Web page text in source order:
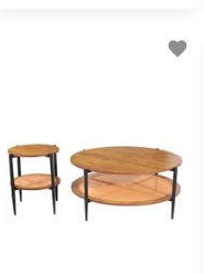
favorite